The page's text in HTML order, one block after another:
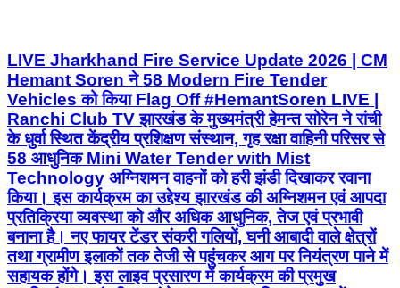
LIVE Jharkhand Fire Service Update 2026 | CM
Hemant Soren ने 58 Modern Fire Tender
Vehicles को किया Flag Off #HemantSoren LIVE |
Ranchi Club TV झारखंड के मुख्यमंत्री हेमन्त सोरेन ने रांची
के धुर्वा स्थित केंद्रीय प्रशिक्षण संस्थान, गृह रक्षा वाहिनी परिसर से
58 आधुनिक Mini Water Tender with Mist
Technology अग्निशमन वाहनों को हरी झंडी दिखाकर रवाना
किया। इस कार्यक्रम का उद्देश्य झारखंड की अग्निशमन एवं आपदा
प्रतिक्रिया व्यवस्था को और अधिक आधुनिक, तेज एवं प्रभावी
बनाना है। नए फायर टेंडर संकरी गलियों, घनी आबादी वाले क्षेत्रों
तथा ग्रामीण इलाकों तक तेजी से पहुंचकर आग पर नियंत्रण पाने में
सहायक होंगे। इस लाइव प्रसारण में कार्यक्रम की प्रमुख